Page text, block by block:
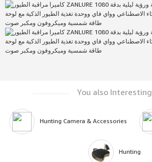
You also Interesting
Hunting Camera & Accessories
Hunting